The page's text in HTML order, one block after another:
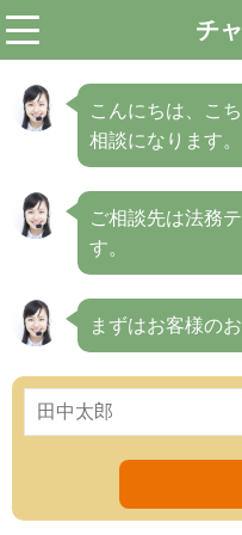
チ
こんにちは、こ
相談になります。
ご相談先は法務
す。
まずはお客様の